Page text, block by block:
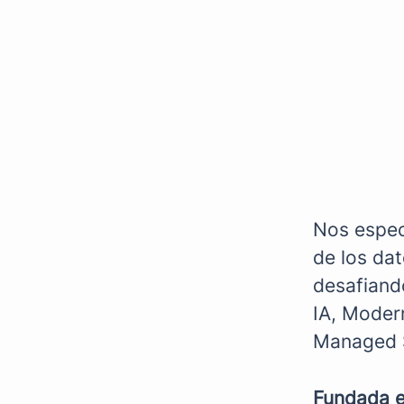
Nos
de los
IA,
Managed
Fundada